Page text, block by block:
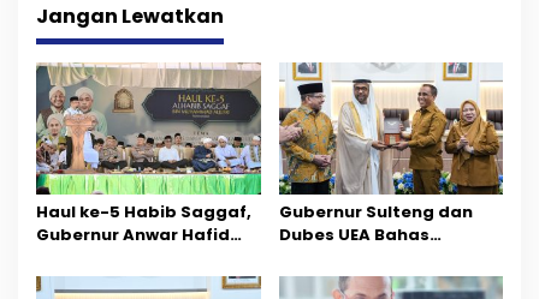
g
a
s
i
p
o
s
Jangan Lewatkan
Haul ke-5 Habib Saggaf,
Gubernur Anwar Hafid
Ilmu dan Pendidikan
Gubernur Sulteng dan
Dubes UEA Bahas
Sektor Jadi Prioritas